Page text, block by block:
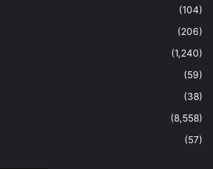
(104)
(206)
(1,240)
(59)
(38)
(8,558)
(57)